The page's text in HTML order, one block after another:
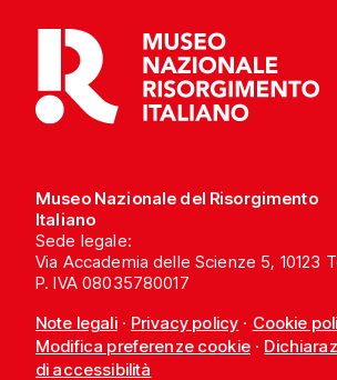
Museo Nazionale del Risorgimento
Italiano
Sede legale:
Via Accademia delle Scienze 5, 10123
P. IVA 08035780017
Note legali· Privacy policy · Cookie
Modifica preferenze cookie·
di accessibilità